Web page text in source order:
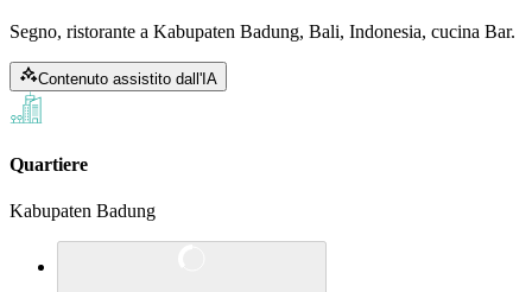
Segno, ristorante a Kabupaten Badung, Bali, Indonesia, cucina Bar.
Contenuto assistito dall'IA
Quartiere
Kabupaten Badung